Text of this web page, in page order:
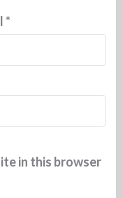
*
in this browser